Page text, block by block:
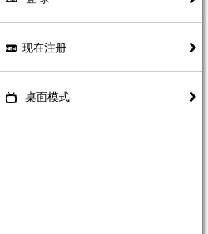
现在注册
桌面模式